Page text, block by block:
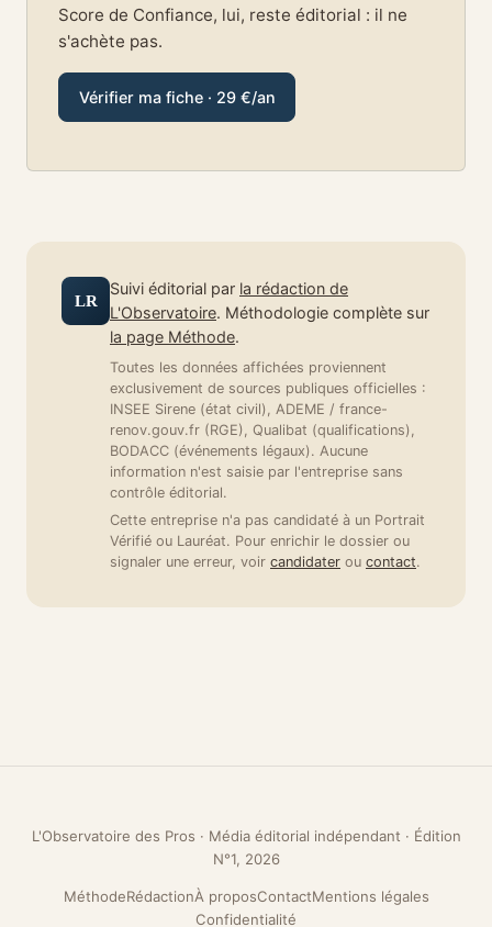
Score de Confiance, lui, reste éditorial : il ne
s'achète pas.
Vérifier ma fiche · 29 €/an
LR
Suivi éditorial par la rédaction de
L'Observatoire. Méthodologie complète sur
la page Méthode.
Toutes les données affichées proviennent
exclusivement de sources publiques officielles :
INSEE Sirene (état civil), ADEME / france-
renov.gouv.fr (RGE), Qualibat (qualifications),
BODACC (événements légaux). Aucune
information n'est saisie par l'entreprise sans
contrôle éditorial.
Cette entreprise n'a pas candidaté à un Portrait
Vérifié ou Lauréat. Pour enrichir le dossier ou
signaler une erreur, voir candidater ou contact.
L'Observatoire des Pros · Média éditorial indépendant · Édition
N°1, 2026
MéthodeRédactionÀ proposContactMentions légales
Confidentialité